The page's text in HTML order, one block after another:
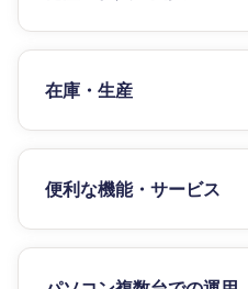
在庫・生産
便利な機能・サービス